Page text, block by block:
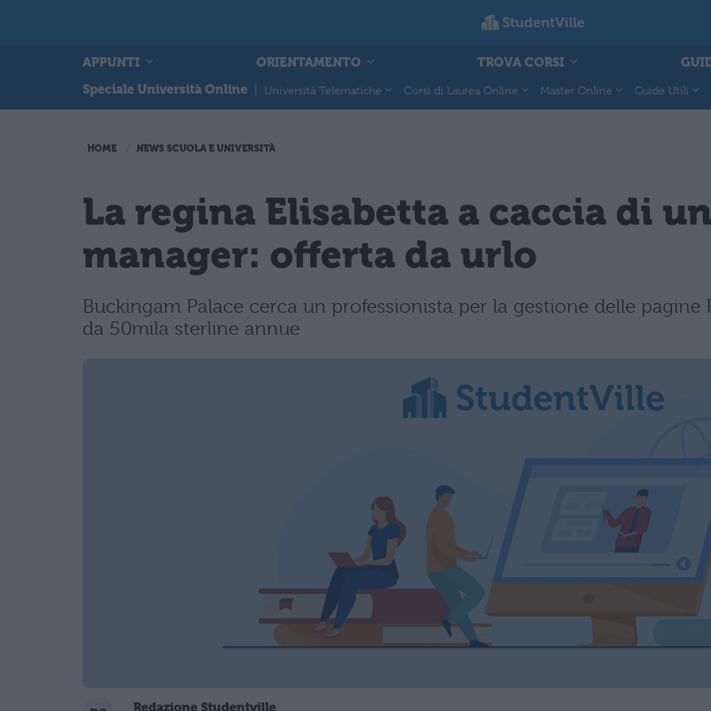
APPUNTI ORIENTAMENTO TROVA CORSI
Speciale Università Online
Università Telematiche Corsi di Laurea Online Master Online Guide Utili
HOME NEWS SCUOLA E UNIVERSITÀ
La regina Elisabetta a caccia di
manager: offerta da urlo
Buckingam Palace cerca un professionista per la gestione delle
da 50mila sterline annue
Redazione Studentville